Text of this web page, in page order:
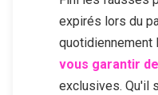
expirés lors du
vous garantir
exclusives. Qu'il